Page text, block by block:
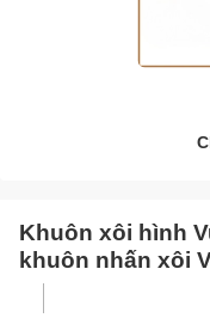
Khuôn xôi hình
khuôn nhấn xôi